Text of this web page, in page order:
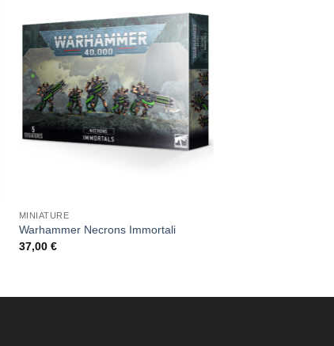
Aggiungi
alla lista
desideri
MINIATURE
Warhammer Necrons Immortali
37,00 €